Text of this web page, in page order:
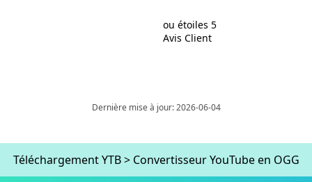
ou étoiles 5
Avis Client
Dernière mise à jour: 2026-06-04
Téléchargement YTB> Convertisseur YouTube en OGG